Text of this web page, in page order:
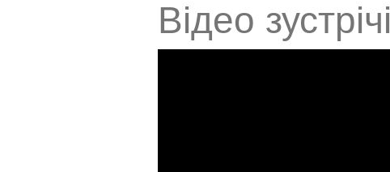
Відео зустрічі